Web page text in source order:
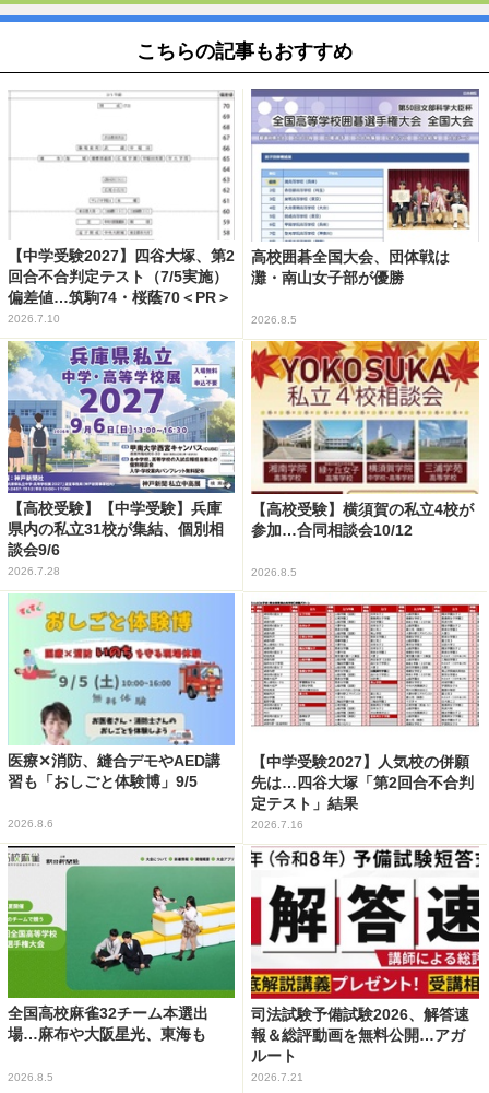
こちらの記事もおすすめ
【中学受験2027】四谷大塚、第2
回合不合判定テスト（7/5実施）
偏差値…筑駒74・桜蔭70＜PR＞
2026.7.10
高校囲碁全国大会、団体戦は
灘・南山女子部が優勝
2026.8.5
【高校受験】【中学受験】兵庫
県内の私立31校が集結、個別相
談会9/6
2026.7.28
【高校受験】横須賀の私立4校が
参加…合同相談会10/12
2026.8.5
医療✕消防、縫合デモやAED講
習も「おしごと体験博」9/5
2026.8.6
【中学受験2027】人気校の併願
先は…四谷大塚「第2回合不合判
定テスト」結果
2026.7.16
全国高校麻雀32チーム本選出
場…麻布や大阪星光、東海も
2026.8.5
司法試験予備試験2026、解答速
報＆総評動画を無料公開…アガ
ルート
2026.7.21